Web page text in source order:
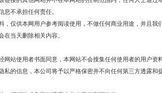
息不承担任何责任。
仅供本网用户参考阅读使用，不做任何商业用途，并且我
在当天删除相关内容。
站使用者书面同意，本网站不会搜集任何使用者的用户资
私的信息，本公司将予以严格保密并不向任何第三方透露和提